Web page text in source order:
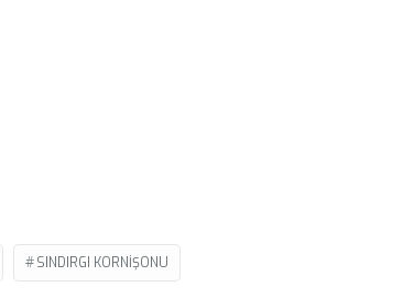
SINDIRGI KORNIŞONU